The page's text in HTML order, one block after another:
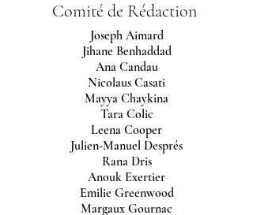
Comité de Rédaction
Joseph Aimard
Jihane Benhaddad
Ana Candau
Nicolaus Casati
Mayya Chaykina
Tara Colic
Leena Cooper
Julien-Manuel Després
Rana Dris
Anouk Exertier
Emilie Greenwood
Margaux Gournac